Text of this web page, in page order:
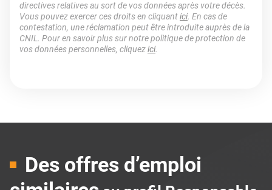
directives relatives au sort de vos données après votre décès.
Vous pouvez exercer ces droits en cliquantici. En cas de
contestation, une réclamation peut être introduite auprès de la
CNIL. Pour en savoir plus sur notre politique de protection de
vos données personnelles, cliquezici.
Des offres d’emploi